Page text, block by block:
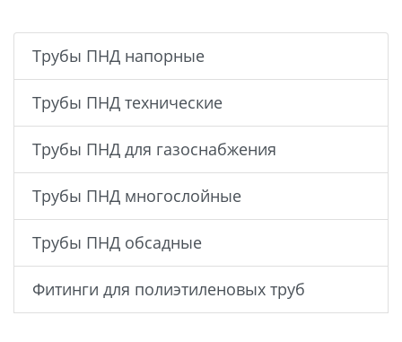
Трубы ПНД напорные
Трубы ПНД технические
Трубы ПНД для газоснабжения
Трубы ПНД многослойные
Трубы ПНД обсадные
Фитинги для полиэтиленовых труб